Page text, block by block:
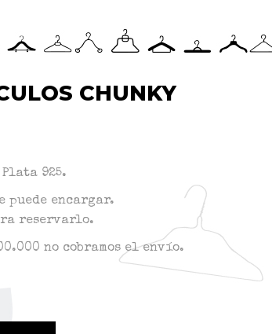
CHUNKY
925.
encargar.
reservarlo.
no cobramos el envío.